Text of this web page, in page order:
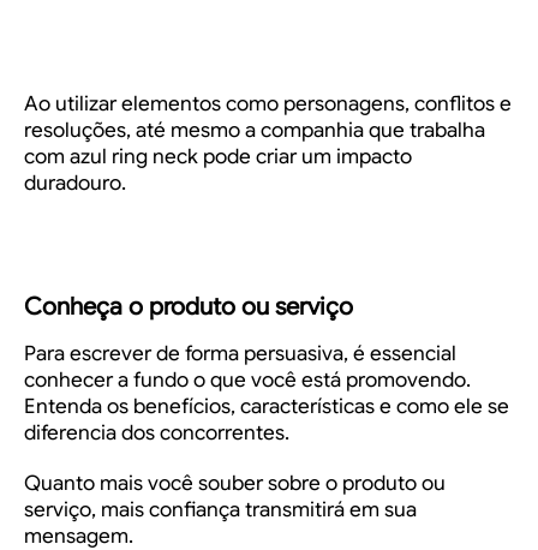
Ao utilizar elementos como personagens, conflitos e
resoluções, até mesmo a companhia que trabalha
com azul ring neck pode criar um impacto
duradouro.
Conheça o produto ou serviço
Para escrever de forma persuasiva, é essencial
conhecer a fundo o que você está promovendo.
Entenda os benefícios, características e como ele se
diferencia dos concorrentes.
Quanto mais você souber sobre o produto ou
serviço, mais confiança transmitirá em sua
mensagem.